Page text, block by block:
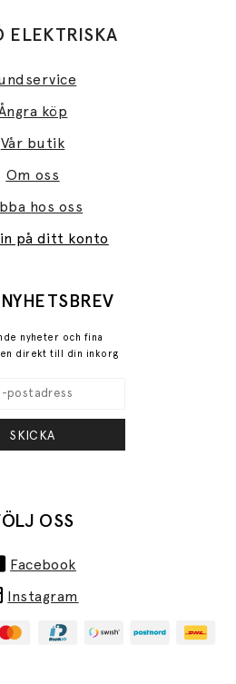
ELEKTRISKA
köp
Vår butik
Om oss
hos oss
in på ditt konto
nyheter och fina
direkt till din inkorg
SKICKA
OSS
Facebook
Instagram